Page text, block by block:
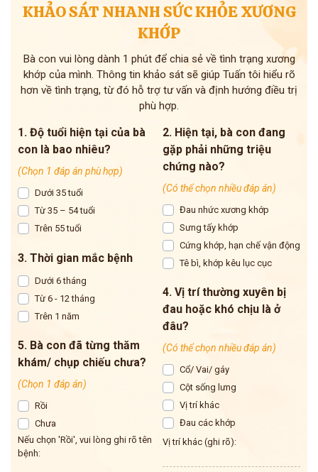
KHẢO SÁT NHANH SỨC KHỎE XƯƠNG
KHỚP
Bà con vui lòng dành 1 phút để chia sẻ về tình trạng xương
khớp của mình. Thông tin khảo sát sẽ giúp Tuấn tôi hiểu rõ
hơn về tình trạng, từ đó hỗ trợ tư vấn và định hướng điều trị
phù hợp.
1. Độ tuổi hiện tại của bà
con là bao nhiêu?
(Chọn 1 đáp án phù hợp)
Dưới 35 tuổi
Từ 35 – 54 tuổi
Trên 55 tuổi
3. Thời gian mắc bệnh
Dưới 6 tháng
Từ 6 - 12 tháng
Trên 1 năm
5. Bà con đã từng thăm
khám/ chụp chiếu chưa?
(Chọn 1 đáp án)
Rồi
Chưa
Nếu chọn 'Rồi', vui lòng ghi rõ tên
bệnh:
2. Hiện tại, bà con đang
gặp phải những triệu
chứng nào?
(Có thể chọn nhiều đáp án)
Đau nhức xương khớp
Sưng tấy khớp
Cứng khớp, hạn chế vận động
Tê bì, khớp kêu lục cục
4. Vị trí thường xuyên bị
đau hoặc khó chịu là ở
đâu?
(Có thể chọn nhiều đáp án)
Cổ/ Vai/ gáy
Cột sống lưng
Vị trí khác
Đau các khớp
Vị trí khác (ghi rõ):